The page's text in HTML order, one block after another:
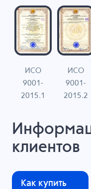
ИСО
9001-
2015.1
ИСО
9001-
2015.2
клиентов
Как купить